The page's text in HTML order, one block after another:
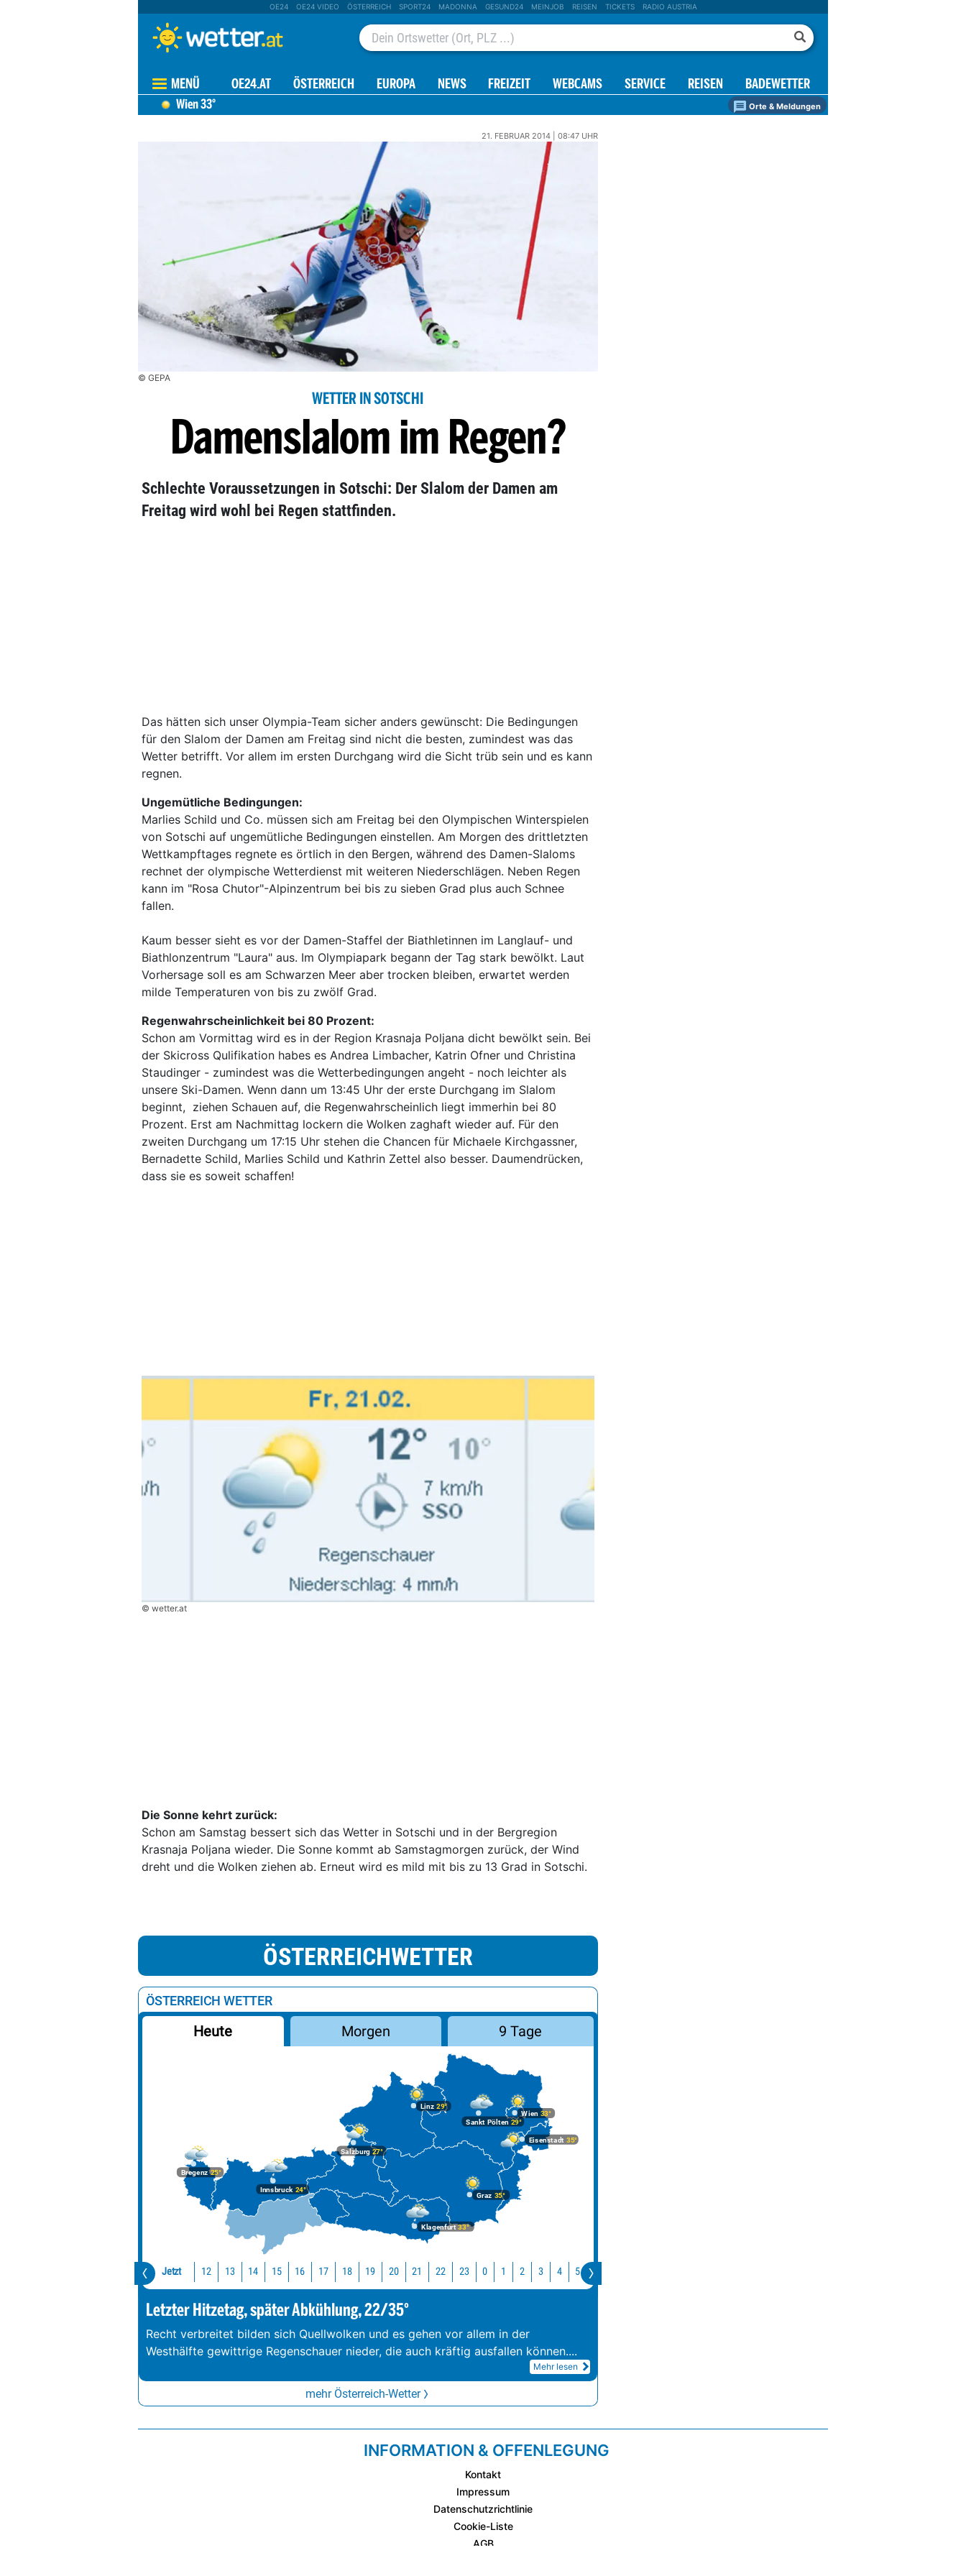
OE24 OE24 VIDEO ÖSTERREICH SPORT24 MADONNA GESUND24 MEINJOB REISEN TICKETS RADIO AUSTRIA
MENÜ OE24.AT ÖSTERREICH EUROPA NEWS FREIZEIT WEBCAMS SERVICE REISEN BADEWETTER
Wien33° Orte & Meldungen
21. FEBRUAR 2014 | 08:47 UHR
© GEPA
WETTER IN SOTSCHI
Damenslalom im Regen?
Schlechte Voraussetzungen in Sotschi: Der Slalom der Damen am
Freitag wird wohl bei Regen stattfinden.
Das hätten sich unser Olympia-Team sicher anders gewünscht: Die Bedingungen
für den Slalom der Damen am Freitag sind nicht die besten, zumindest was das
Wetter betrifft. Vor allem im ersten Durchgang wird die Sicht trüb sein und es kann
regnen.
Ungemütliche Bedingungen:
Marlies Schild und Co. müssen sich am Freitag bei den Olympischen Winterspielen
von Sotschi auf ungemütliche Bedingungen einstellen. Am Morgen des drittletzten
Wettkampftages regnete es örtlich in den Bergen, während des Damen-Slaloms
rechnet der olympische Wetterdienst mit weiteren Niederschlägen. Neben Regen
kann im "Rosa Chutor"-Alpinzentrum bei bis zu sieben Grad plus auch Schnee
fallen.
Kaum besser sieht es vor der Damen-Staffel der Biathletinnen im Langlauf- und
Biathlonzentrum "Laura" aus. Im Olympiapark begann der Tag stark bewölkt. Laut
Vorhersage soll es am Schwarzen Meer aber trocken bleiben, erwartet werden
milde Temperaturen von bis zu zwölf Grad.
Regenwahrscheinlichkeit bei 80 Prozent:
Schon am Vormittag wird es in der Region Krasnaja Poljana dicht bewölkt sein. Bei
der Skicross Qulifikation habes es Andrea Limbacher, Katrin Ofner und Christina
Staudinger - zumindest was die Wetterbedingungen angeht - noch leichter als
unsere Ski-Damen. Wenn dann um 13:45 Uhr der erste Durchgang im Slalom
beginnt, ziehen Schauen auf, die Regenwahrscheinlich liegt immerhin bei 80
Prozent. Erst am Nachmittag lockern die Wolken zaghaft wieder auf. Für den
zweiten Durchgang um 17:15 Uhr stehen die Chancen für Michaele Kirchgassner,
Bernadette Schild, Marlies Schild und Kathrin Zettel also besser. Daumendrücken,
dass sie es soweit schaffen!
© wetter.at
Die Sonne kehrt zurück:
Schon am Samstag bessert sich das Wetter in Sotschi und in der Bergregion
Krasnaja Poljana wieder. Die Sonne kommt ab Samstagmorgen zurück, der Wind
dreht und die Wolken ziehen ab. Erneut wird es mild mit bis zu 13 Grad in Sotschi.
ÖSTERREICHWETTER
ÖSTERREICH WETTER
Heute Morgen 9 Tage
Bregenz25°
Graz 35°
Innsbruck24°
Klagenfurt33°
Linz 29°
Salzburg27°
Wien 33°
Eisenstadt 35°
Sankt Pölten 29°
Jetzt 12 13 14 15 16 17 18 19 20 21 22 23 0 1 2 3 4 5
Letzter Hitzetag, später Abkühlung, 22/35°
Recht verbreitet bilden sich Quellwolken und es gehen vor allem in der
Westhälfte gewittrige Regenschauer nieder, die auch kräftig ausfallen können....
Mehr lesen
mehr Österreich-Wetter
INFORMATION & OFFENLEGUNG
Kontakt
Impressum
Datenschutzrichtlinie
Cookie-Liste
AGB